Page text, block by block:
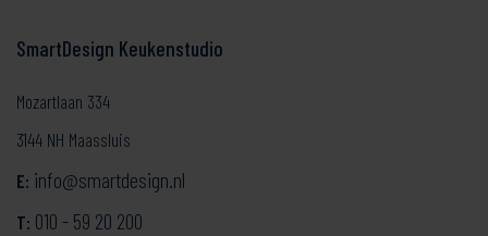
SmartDesign Keukenstudio
Mozartlaan 334
3144 NH Maassluis
E: info@smartdesign.nl
T: 010 - 59 20 200